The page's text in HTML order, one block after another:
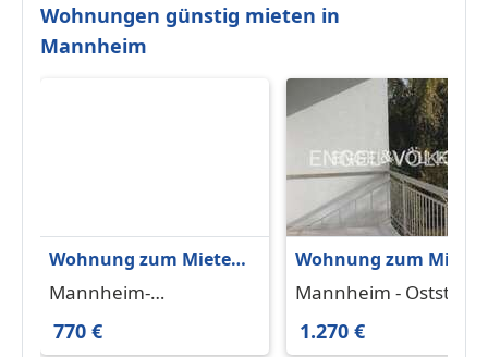
Wohnungen günstig mieten in
Mannheim
Wohnung zum Mieten
in Mannheim-
m²
Mannheim-
Feudenheim 68259
770 €
Wohnung zum Mieten
in Mannheim -
Mannheim - Oststadt
68165
1.270 €